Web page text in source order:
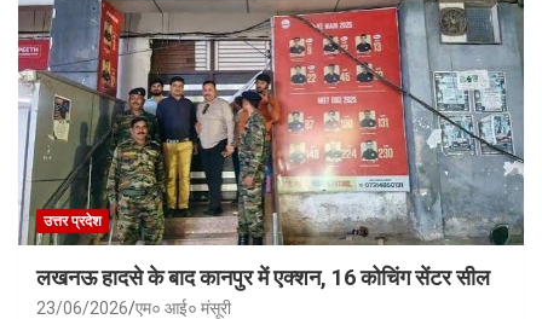
उत्तर प्रदेश
लखनऊ हादसे के बाद कानपुर में एक्शन, 16 कोचिंग सेंटर सील
23/06/2026 एम० आई० मंसूरी